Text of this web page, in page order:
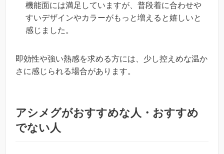
機能面には満足していますが、普段着に合わせや
すいデザインやカラーがもっと増えると嬉しいと
感じました。
即効性や強い熱感を求める方には、少し控えめな温か
さに感じられる場合があります。
アシメグがおすすめな人・おすすめ
でない人